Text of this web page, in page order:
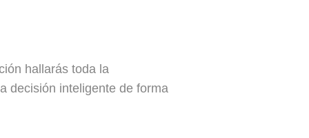
hallarás toda la
decisión inteligente de forma